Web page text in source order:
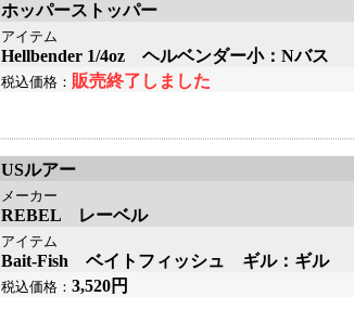
ホッパーストッパー
アイテム
Hellbender 1/4oz ヘルベンダー小：Nバス
税込価格： 販売終了しました
USルアー
メーカー
REBEL レーベル
アイテム
Bait-Fish ベイトフィッシュ ギル：ギル
税込価格：3,520円